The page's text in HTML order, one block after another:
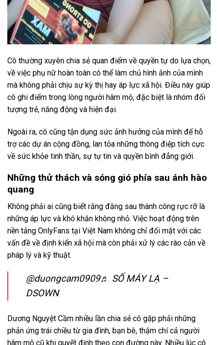
Cô thường xuyên chia sẻ quan điểm về quyền tự do lựa chọn,
về việc phụ nữ hoàn toàn có thể làm chủ hình ảnh của mình
mà không phải chịu sự kỳ thị hay áp lực xã hội. Điều này giúp
cô ghi điểm trong lòng người hâm mộ, đặc biệt là nhóm đối
tượng trẻ, năng động và hiện đại.
Ngoài ra, cô cũng tận dụng sức ảnh hưởng của mình để hỗ
trợ các dự án cộng đồng, lan tỏa những thông điệp tích cực
về sức khỏe tinh thần, sự tự tin và quyền bình đẳng giới.
Những thử thách và sóng gió phía sau ánh hào
quang
Không phải ai cũng biết rằng đằng sau thành công rực rỡ là
những áp lực và khó khăn không nhỏ. Việc hoạt động trên
nền tảng OnlyFans tại Việt Nam không chỉ đối mặt với các
vấn đề về định kiến xã hội mà còn phải xử lý các rào cản về
pháp lý và kỹ thuật.
@duongcam0909♬ SỐ MÁY LẠ –
DSOWN
Dương Nguyệt Cầm nhiều lần chia sẻ cô gặp phải những
phản ứng trái chiều từ gia đình, bạn bè, thậm chí cả người
hâm mộ cũ khi quyết định theo con đường này. Nhiều lúc cô